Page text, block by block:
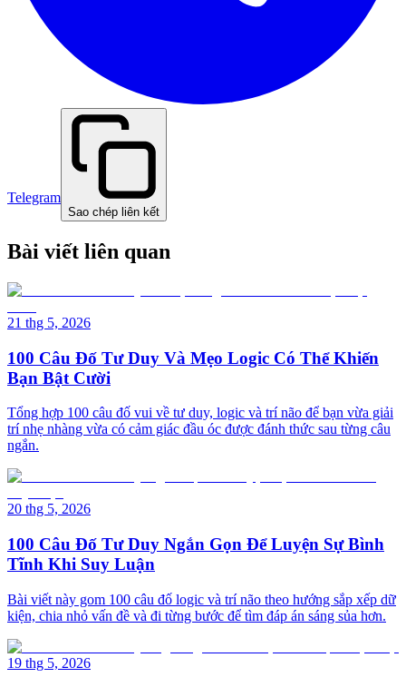
Telegram
Sao chép liên kết
Bài viết liên quan
21 thg 5, 2026
100 Câu Đố Tư Duy Và Mẹo Logic Có Thể Khiến
Bạn Bật Cười
Tổng hợp 100 câu đố vui về tư duy, logic và trí não để bạn vừa giải
trí nhẹ nhàng vừa có cảm giác đầu óc được đánh thức sau từng câu
ngắn.
20 thg 5, 2026
100 Câu Đố Tư Duy Ngắn Gọn Để Luyện Sự Bình
Tĩnh Khi Suy Luận
Bài viết này gom 100 câu đố logic và trí não theo hướng sắp xếp dữ
kiện, chia nhỏ vấn đề và đi từng bước để tìm đáp án sáng sủa hơn.
19 thg 5, 2026